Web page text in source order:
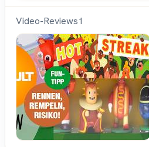
Video-Reviews1